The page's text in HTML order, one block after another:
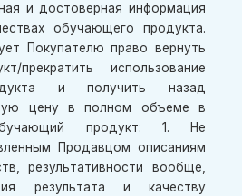
и достоверная информация
обучающего продукта.
Покупателю право вернуть
прекратить использование
и получить назад
цену в полном объеме в
продукт: 1. Не
Продавцом описаниям
результативности вообще,
результата и качеству